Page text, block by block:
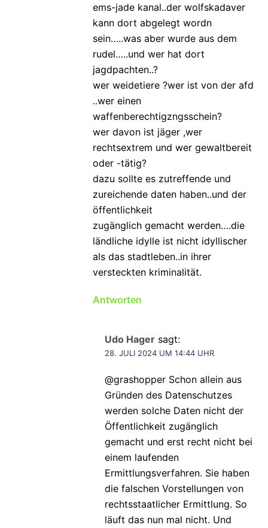
ems-jade kanal..der wolfskadaver
kann dort abgelegt wordn
sein…..was aber wurde aus dem
rudel…..und wer hat dort
jagdpachten..?
wer weidetiere ?wer ist von der afd
..wer einen
waffenberechtigzngsschein?
wer davon ist jäger ,wer
rechtsextrem und wer gewaltbereit
oder -tätig?
dazu sollte es zutreffende und
zureichende daten haben..und der
öffentlichkeit
zugänglich gemacht werden….die
ländliche idylle ist nicht idyllischer
als das stadtleben..in ihrer
versteckten kriminalität.
Antworten
Udo Hager sagt:
28. JULI 2024 UM 14:44 UHR
@grashopper Schon allein aus
Gründen des Datenschutzes
werden solche Daten nicht der
Öffentlichkeit zugänglich
gemacht und erst recht nicht bei
einem laufenden
Ermittlungsverfahren. Sie haben
die falschen Vorstellungen von
rechtsstaatlicher Ermittlung. So
läuft das nun mal nicht. Und